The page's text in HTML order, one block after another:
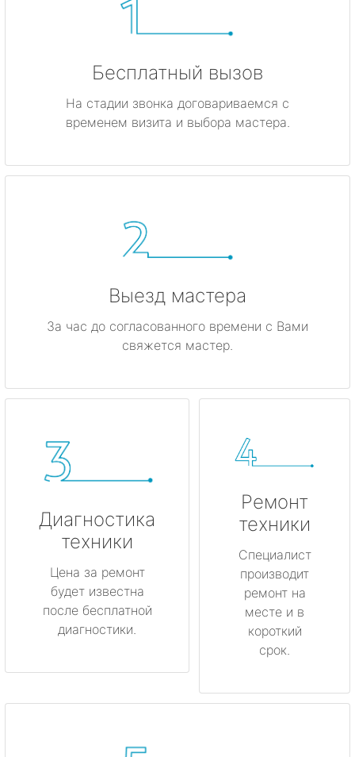
Бесплатный вызов
На стадии звонка договариваемся с
временем визита и выбора мастера.
Выезд мастера
За час до согласованного времени с Вами
свяжется мастер.
Диагностика
техники
Цена за ремонт
будет известна
после бесплатной
диагностики.
Ремонт
техники
Специалист
производит
ремонт на
месте и в
короткий
срок.